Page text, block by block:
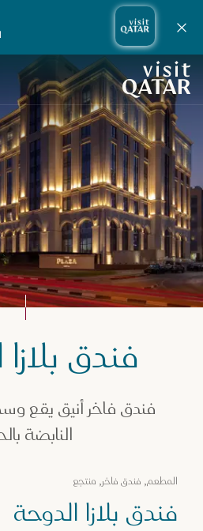
إغلاق الإشعارات
الصفحة الرئيسية لموقع VisitQatar
أماكن الإقامة في قطر
فندق
فندق فاخر أنيق يقع
النابضة
المطعم, فندق فاخر, منتجع
فندق بلازا الدوحة